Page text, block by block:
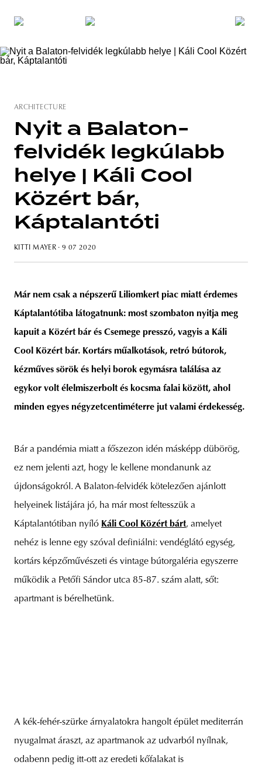
ARCHITECTURE
Nyit a Balaton-
felvidék legkúlabb
helye | Káli Cool
Közért bár,
Káptalantóti
KITTI MAYER· 9 07 2020
Már nem csak a népszerű Liliomkert piac miatt érdemes
Káptalantótiba látogatnunk: most szombaton nyitja meg
kapuit a Közért bár és Csemege presszó, vagyis a Káli
Cool Közért bár. Kortárs műalkotások, retró bútorok,
kézműves sörök és helyi borok egymásra találása az
egykor volt élelmiszerbolt és kocsma falai között, ahol
minden egyes négyzetcentiméterre jut valami érdekesség.
Bár a pandémia miatt a főszezon idén másképp dübörög,
ez nem jelenti azt, hogy le kellene mondanunk az
újdonságokról. A Balaton-felvidék kötelezően ajánlott
helyeinek listájára jó, ha már most feltesszük a
Káptalantótiban nyíló Káli Cool Közért bárt, amelyet
nehéz is lenne egy szóval definiálni: vendéglátó egység,
kortárs képzőművészeti és vintage bútorgaléria egyszerre
működik a Petőfi Sándor utca 85-87. szám alatt, sőt:
apartmant is bérelhetünk.
A kék-fehér-szürke árnyalatokra hangolt épület mediterrán
nyugalmat áraszt, az apartmanok az udvarból nyílnak,
odabenn pedig itt-ott az eredeti kőfalakat is